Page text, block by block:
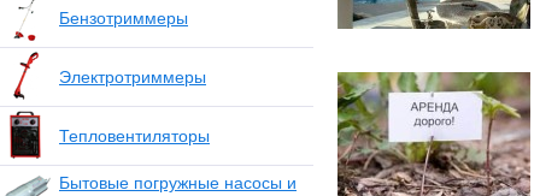
Бензотриммеры
Электротриммеры
Тепловентиляторы
Бытовые погружные насосы и